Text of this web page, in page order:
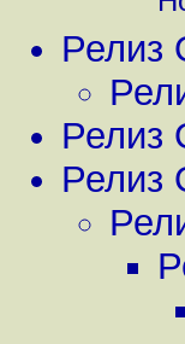
Релиз
Релиз
Релиз